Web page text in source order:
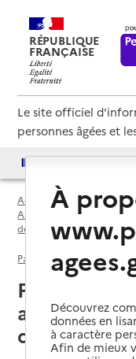
RÉPUBLIQUE
FRANÇAISE
Le site officiel
personnes âgées et
Accueil
Espace
Associations de parents
département
Paris (75) Association
Paris (75) :
d'usagers,
À
Découvrez
données en
à caractère
Afin de mieux